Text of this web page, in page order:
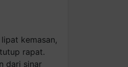
kemasan,
rapat.
dari sinar